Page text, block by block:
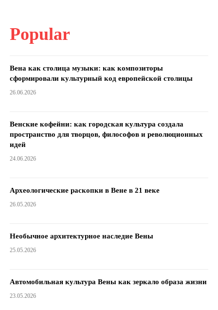
Popular
Вена как столица музыки: как композиторы
сформировали культурный код европейской столицы
26.06.2026
Венские кофейни: как городская культура создала
пространство для творцов, философов и революционных
идей
24.06.2026
Археологические раскопки в Вене в 21 веке
26.05.2026
Необычное архитектурное наследие Вены
25.05.2026
Автомобильная культура Вены как зеркало образа жизни
23.05.2026